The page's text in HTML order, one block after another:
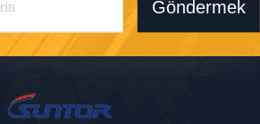
Göndermek